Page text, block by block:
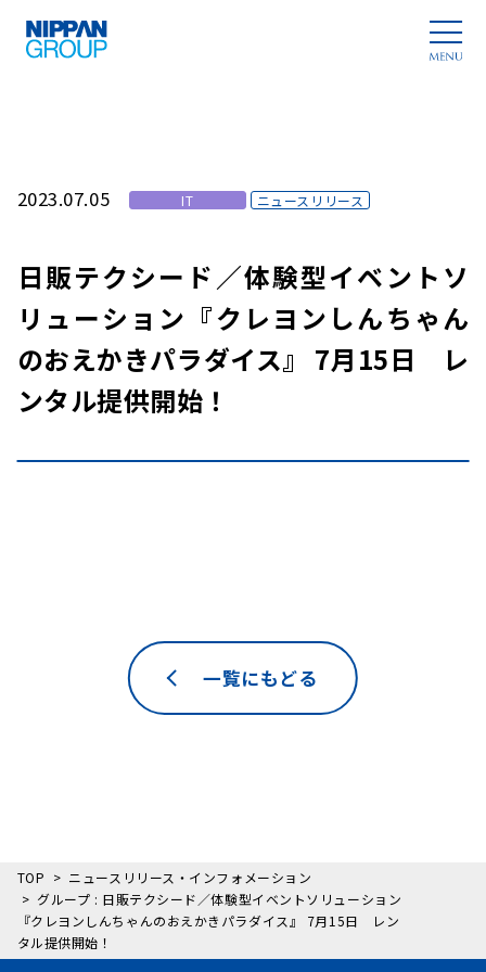
2023.07.05 IT ニュースリリース
日販テクシード／体験型イベントソ
リューション『クレヨンしんちゃん
のおえかきパラダイス』 7月15日 レ
ンタル提供開始！
一覧にもどる
TOP
ニュースリリース・インフォメーション
グループ : 日販テクシード／体験型イベントソリューション
『クレヨンしんちゃんのおえかきパラダイス』 7月15日 レン
タル提供開始！